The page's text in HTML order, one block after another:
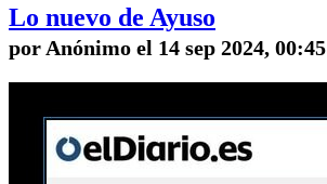
Lo nuevo de Ayuso
por Anónimo el 14 sep 2024, 00:45